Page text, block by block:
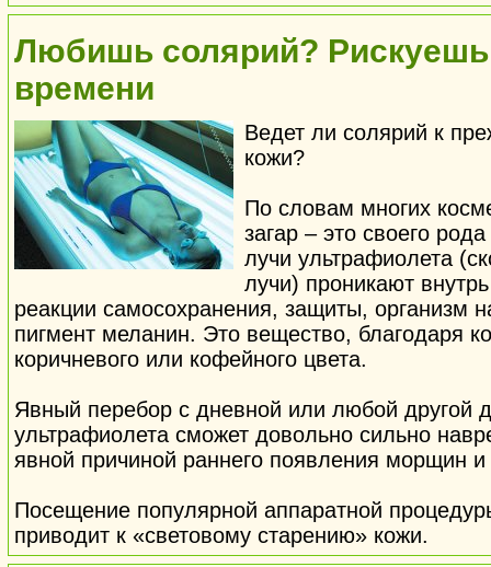
Любишь солярий? Рискуешь
времени
Ведет ли солярий к
кожи?
По словам многих
загар – это своего
лучи ультрафиолета
лучи) проникают
реакции самосохранения, защиты, организм
пигмент меланин. Это вещество, благодаря
коричневого или кофейного цвета.
Явный перебор с дневной или любой другой
ультрафиолета сможет довольно сильно
явной причиной раннего появления морщин и
Посещение популярной аппаратной
приводит к «световому старению» кожи.